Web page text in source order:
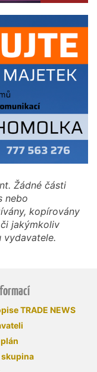
Žádné části
nebo
kopírovány
jakýmkoliv
vydavatele.
TRADE NEWS